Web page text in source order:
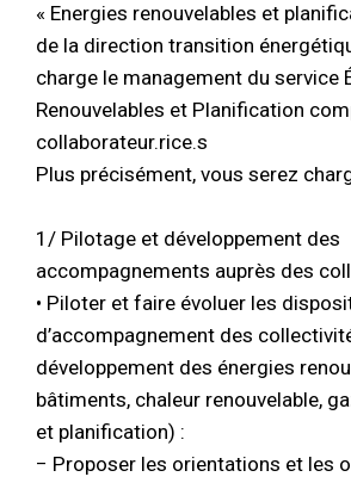
« Energies renouvelables et
de la direction transition
charge le management du service
Renouvelables et Planification
collaborateur.rice.s
Plus précisément, vous serez
1/ Pilotage et développement des
accompagnements auprès des
• Piloter et faire évoluer les
d’accompagnement des
développement des énergies
bâtiments, chaleur renouvelable,
et planification) :
− Proposer les orientations et les